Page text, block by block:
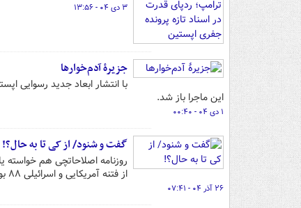
۳ دی ۰۴ - ۱۳:۵۶
جزیرۀ آدم‌خوارها
با انتشار ابعاد جدید رسوایی
این ماجرا باز شد.
۱ دی ۰۴ - ۰۰:۴۰
گفت و شنود/ از کی تا به حال؟!
از فتنه آمریکایی و اسرائیلی ۸۸ بوده است.یادشان رفته که چه بلایی بر سر کشور آورده‌اند!
۲۶ آذر ۰۴ - ۰۷:۴۱